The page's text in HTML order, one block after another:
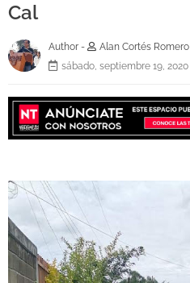
Cal
Author -
Alan Cortés Romero
sábado, septiembre 19, 2020